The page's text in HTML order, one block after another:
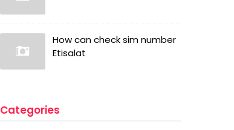
How can check sim number
Etisalat
Categories